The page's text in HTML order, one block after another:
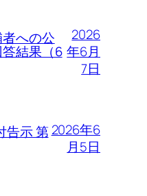
への公
結果（6
2026
年6月
7日
告示 第 2026年6
月5日